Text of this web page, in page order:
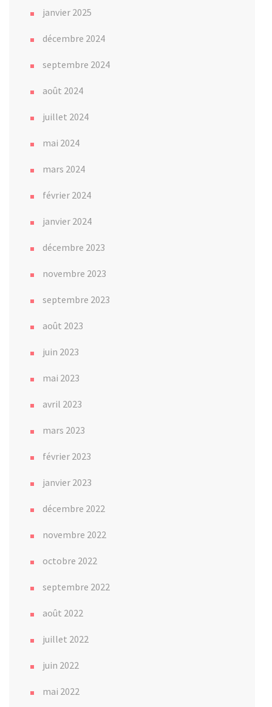
janvier 2025
décembre 2024
septembre 2024
août 2024
juillet 2024
mai 2024
mars 2024
février 2024
janvier 2024
décembre 2023
novembre 2023
septembre 2023
août 2023
juin 2023
mai 2023
avril 2023
mars 2023
février 2023
janvier 2023
décembre 2022
novembre 2022
octobre 2022
septembre 2022
août 2022
juillet 2022
juin 2022
mai 2022